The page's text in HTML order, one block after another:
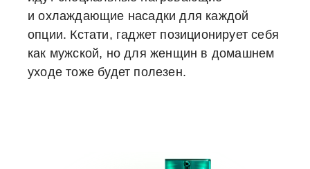
и охлаждающие насадки для каждой
опции. Кстати, гаджет позиционирует себя
как мужской, но для женщин в домашнем
уходе тоже будет полезен.